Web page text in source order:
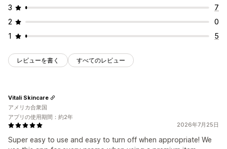
3
7
2
0
1
5
レビューを書く すべてのレビュー
2026年7月25日
Super easy to use and easy to turn off when appropriate! We
Vitali Skincare
アメリカ合衆国
アプリの使用期間：約2年